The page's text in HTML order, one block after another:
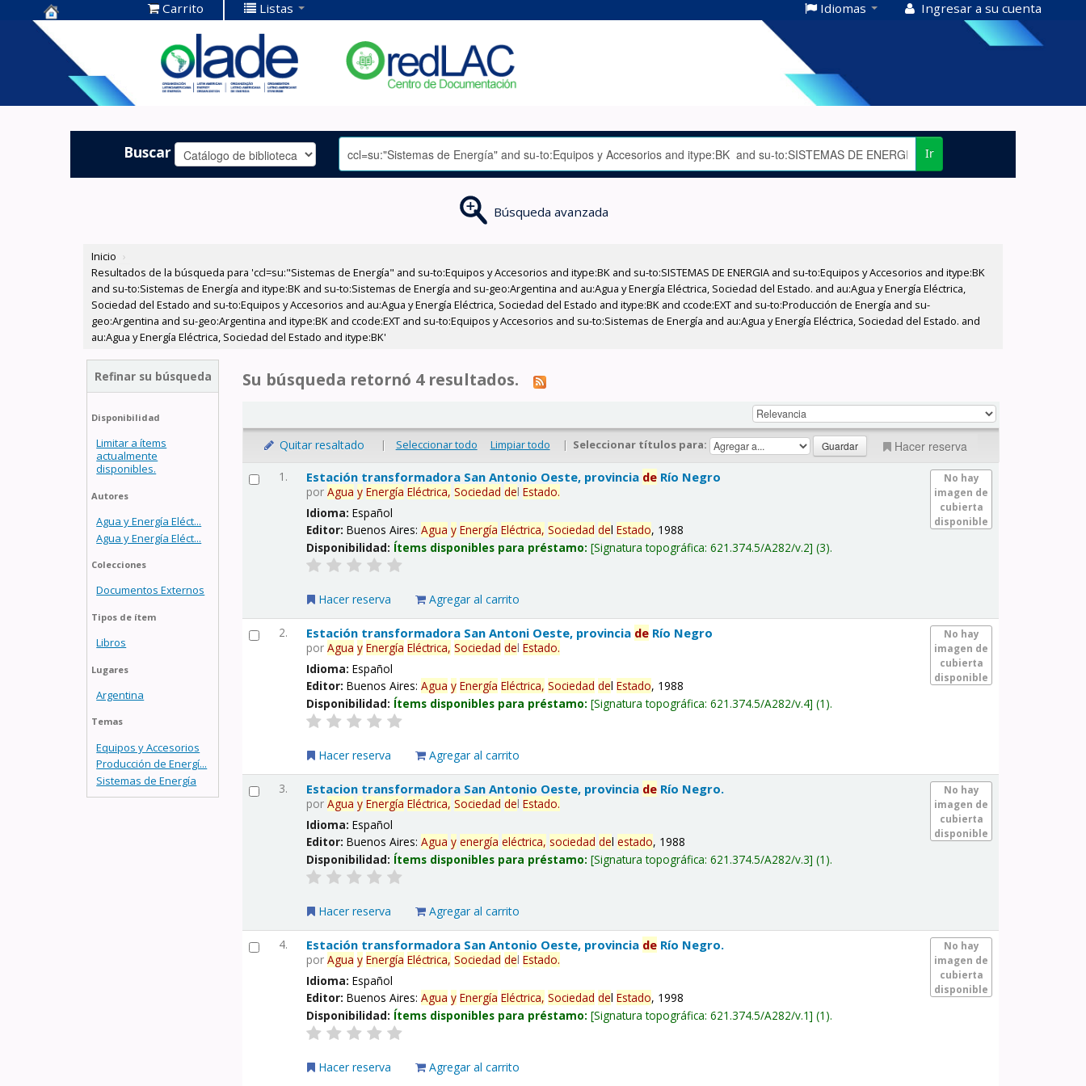
Centro de
Documentación
OLADE -
Carrito Listas Idiomas Ingresar a su cuenta
Buscar Ir
Búsqueda avanzada
Inicio ›
Resultados de la búsqueda para 'ccl=su:"Sistemas de Energía" and su-to:Equipos y Accesorios and itype:BK and su-to:SISTEMAS DE ENERGIA and su-to:Equipos y Accesorios and itype:BK
and su-to:Sistemas de Energía and itype:BK and su-to:Sistemas de Energía and su-geo:Argentina and au:Agua y Energía Eléctrica, Sociedad del Estado. and au:Agua y Energía Eléctrica,
Sociedad del Estado and su-to:Equipos y Accesorios and au:Agua y Energía Eléctrica, Sociedad del Estado and itype:BK and ccode:EXT and su-to:Producción de Energía and su-
geo:Argentina and su-geo:Argentina and itype:BK and ccode:EXT and su-to:Equipos y Accesorios and su-to:Sistemas de Energía and au:Agua y Energía Eléctrica, Sociedad del Estado. and
au:Agua y Energía Eléctrica, Sociedad del Estado and itype:BK'
Refinar su búsqueda
Disponibilidad
Limitar a ítems
actualmente
disponibles.
Autores
Agua y Energía Eléct...
Agua y Energía Eléct...
Colecciones
Documentos Externos
Tipos de ítem
Libros
Lugares
Argentina
Temas
Equipos y Accesorios
Producción de Energí...
Sistemas de Energía
Su búsqueda retornó 4 resultados.
Quitar resaltado | Seleccionar todo Limpiar todo | Seleccionar títulos para: Hacer reserva
1.
No hay
imagen de
cubierta
disponible
Estación transformadora San Antonio Oeste, provincia de Río Negro
porAgua y Energía Eléctrica, Sociedad delEstado.
Idioma:Español
Editor:Buenos Aires:Agua y Energía Eléctrica, Sociedad delEstado, 1988
Disponibilidad: Ítems disponibles para préstamo: Signatura topográfica:621.374.5/A282/v.2 (3).
Hacer reserva Agregar al carrito
2.
No hay
imagen de
cubierta
disponible
Estación transformadora San Antoni Oeste, provincia de Río Negro
porAgua y Energía Eléctrica, Sociedad delEstado.
Idioma:Español
Editor:Buenos Aires:Agua y Energía Eléctrica, Sociedad delEstado, 1988
Disponibilidad: Ítems disponibles para préstamo: Signatura topográfica:621.374.5/A282/v.4 (1).
Hacer reserva Agregar al carrito
3.
No hay
imagen de
cubierta
disponible
Estacion transformadora San Antonio Oeste, provincia de Río Negro.
porAgua y Energía Eléctrica, Sociedad delEstado.
Idioma:Español
Editor:Buenos Aires:Agua y energía eléctrica, sociedad delestado, 1988
Disponibilidad: Ítems disponibles para préstamo: Signatura topográfica:621.374.5/A282/v.3 (1).
Hacer reserva Agregar al carrito
4.
No hay
imagen de
cubierta
disponible
Estación transformadora San Antonio Oeste, provincia de Río Negro.
porAgua y Energía Eléctrica, Sociedad delEstado.
Idioma:Español
Editor:Buenos Aires:Agua y Energía Eléctrica, Sociedad delEstado, 1998
Disponibilidad: Ítems disponibles para préstamo: Signatura topográfica:621.374.5/A282/v.1 (1).
Hacer reserva Agregar al carrito